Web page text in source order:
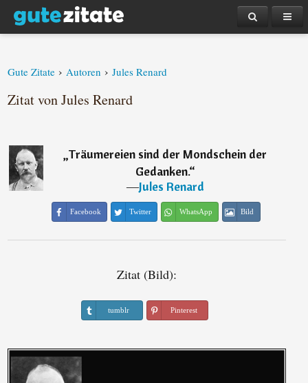
Gute Zitate › Autoren › Jules Renard
Zitat von Jules Renard
„Träumereien sind der Mondschein der
Gedanken.“
―Jules Renard
Facebook Twitter WhatsApp Bild
Zitat (Bild):
tumblr Pinterest